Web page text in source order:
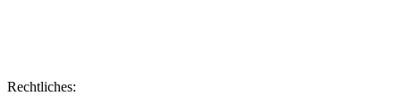
Rechtliches: